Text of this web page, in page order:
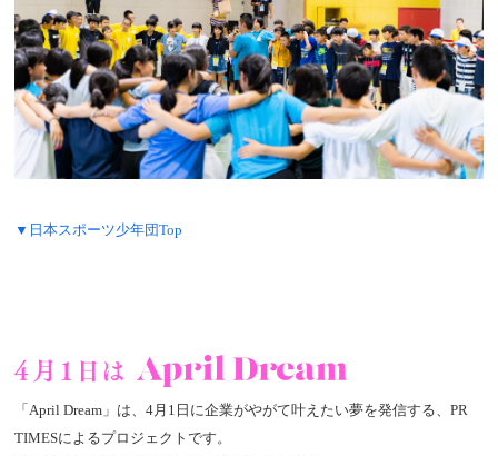
▼日本スポーツ少年団Top
「April Dream」は、4月1日に企業がやがて叶えたい夢を発信する、PR
TIMESによるプロジェクトです。